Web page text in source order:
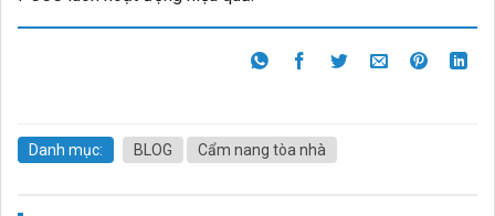
chung cư: Quy định Cư Dân
cần biết!
đóng góp của cư dân khi
chung cư hết hạn sử dụng